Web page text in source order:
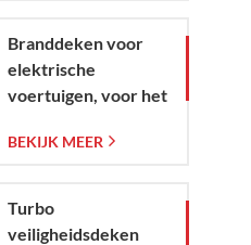
Branddeken voor
elektrische
voertuigen, voor het
branden in
andere voertuigen in
noodsituaties.
BEKIJK MEER
Turbo
veiligheidsdeken